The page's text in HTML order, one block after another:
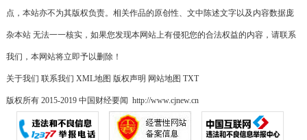
点，本站亦不为其版权负责。相关作品的原创性、文中陈述文字以及内容数据庞
杂本站 无法一一核实，如果您发现本网站上有侵犯您的合法权益的内容，请联系
我们，本网站将立即予以删除！
关于我们 联系我们 XML地图 版权声明 网站地图 TXT
版权所有 2015-2019 中国财经要闻 http://www.cjnew.cn